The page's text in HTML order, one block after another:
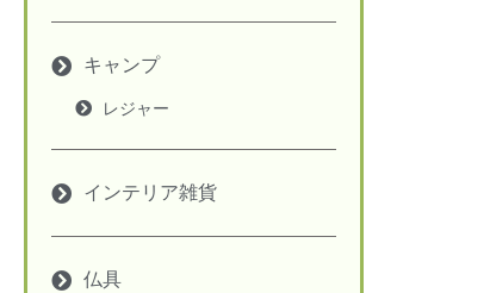
キャンプ
レジャー
インテリア雑貨
仏具